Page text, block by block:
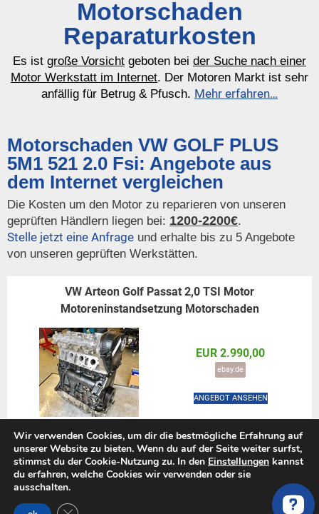
Motorschaden
Reparaturkosten
Es ist große Vorsicht geboten bei der Suche nach einer
Motor Werkstatt im Internet. Der Motoren Markt ist sehr
anfällig für Betrug & Pfusch. Mehr erfahren…
Motorschaden VW GOLF PLUS
5M1 521 2.0 Fsi: Angebote aus
dem Internet vergleichen
Die Kosten um den Motor zu reparieren von unseren
geprüften Händlern liegen bei: 1200-2200€.
Stelle jetzt eine Anfrage und erhalte bis zu 5 Angebote
von unseren geprüften Werkstätten.
VW Arteon Golf Passat 2,0 TSI Motor
Motoreninstandsetzung Motorschaden
EUR 2.990,00
ebay.de
ANGEBOT ANSEHEN
VW Golf Audi A3 TT Seat Leon Skoda Octavia 2.0 FSI
TFSI Motor BWA Instandsetzung
Wir verwenden Cookies, um dir die bestmögliche Erfahrung auf
unserer Website zu bieten. Wenn du auf der Seite weiter surfst,
stimmst du der Cookie-Nutzung zu. In den Einstellungen kannst
du erfahren, welche Cookies wir verwenden oder sie
ausschalten.
GDPR Cookie-Banner schließen